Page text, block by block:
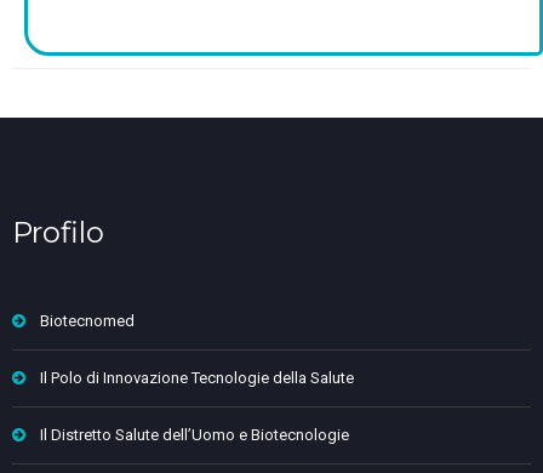
Profilo
Biotecnomed
Il Polo di Innovazione Tecnologie della Salute
Il Distretto Salute dell’Uomo e Biotecnologie